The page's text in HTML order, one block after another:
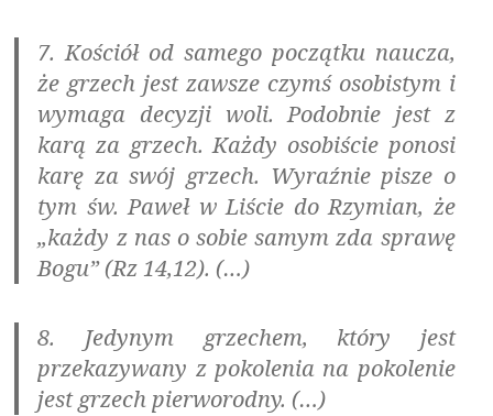
7. Kościół od samego początku naucza,
że grzech jest zawsze czymś osobistym i
wymaga decyzji woli. Podobnie jest z
karą za grzech. Każdy osobiście ponosi
karę za swój grzech. Wyraźnie pisze o
tym św. Paweł w Liście do Rzymian, że
„każdy z nas o sobie samym zda sprawę
Bogu” (Rz 14,12). (…)
8. Jedynym grzechem, który jest
przekazywany z pokolenia na pokolenie
jest grzech pierworodny. (…)